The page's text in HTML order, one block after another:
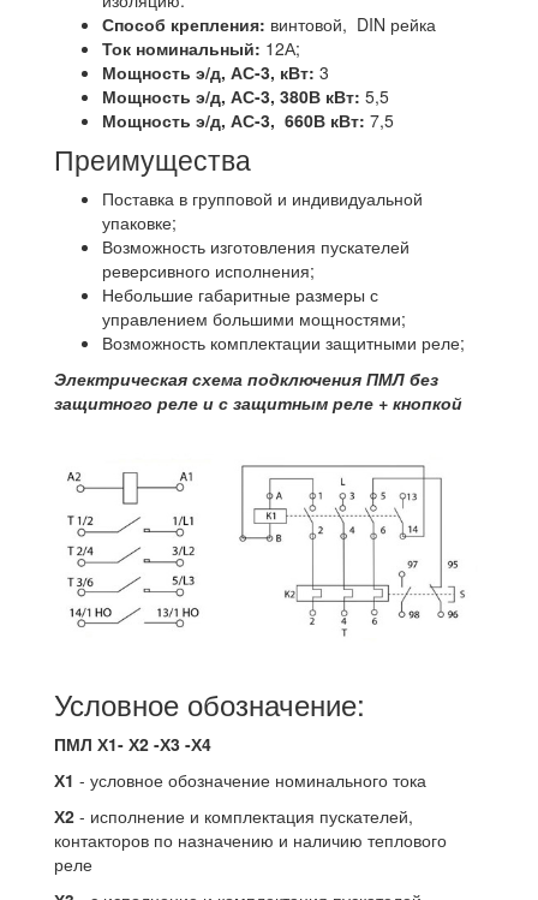
Способ крепления: винтовой, DIN рейка
Ток номинальный: 12А;
Мощность э/д, АС-3, кВт: 3
Мощность э/д, АС-3, 380В кВт: 5,5
Мощность э/д, АС-3, 660В кВт: 7,5
Преимущества
Поставка в групповой и индивидуальной
упаковке;
Возможность изготовления пускателей
реверсивного исполнения;
Небольшие габаритные размеры с
управлением большими мощностями;
Возможность комплектации защитными реле;
Электрическая схема подключения ПМЛ без
защитного реле и с защитным реле + кнопкой
Условное обозначение:
ПМЛ Х1- Х2 -Х3 -Х4
Х1 - условное обозначение номинального тока
Х2 - исполнение и комплектация пускателей,
контакторов по назначению и наличию теплового
реле